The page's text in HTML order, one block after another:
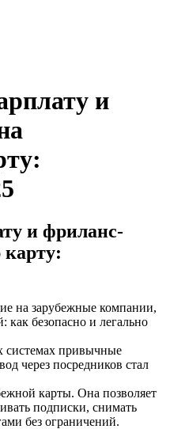
и
и фриланс-
карту:
на зарубежные компании,
как безопасно и легально
системах привычные
через посредников стал
карты. Она позволяет
подписки, снимать
без ограничений.